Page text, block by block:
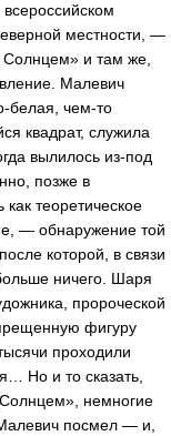
местности, —
и там же,
Малевич
белая, чем-то
квадрат, служила
вылилось из-под
позже в
как теоретическое
— обнаружение той
которой, в связи
ничего. Шаря
пророческой
фигуру
проходили
Но и то сказать,
немногие
посмел — и,